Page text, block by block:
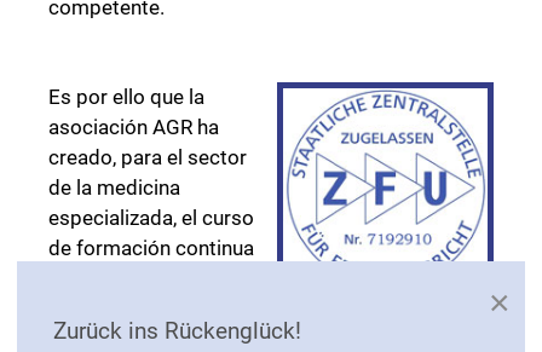
competente.
homologación estatal
Es por ello que la
asociación AGR ha
creado, para el sector
de la medicina
especializada, el curso
de formación continua
un entorno adecuado
×
Zurück ins Rückenglück!